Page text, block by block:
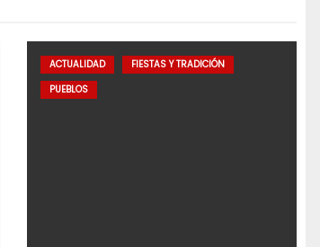
ACTUALIDAD
FIESTAS Y TRADICIÓN
PUEBLOS